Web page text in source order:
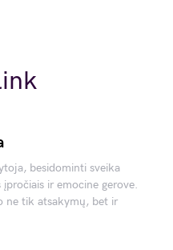
besidominti sveika
įpročiais ir emocine gerove.
ne tik atsakymų, bet ir